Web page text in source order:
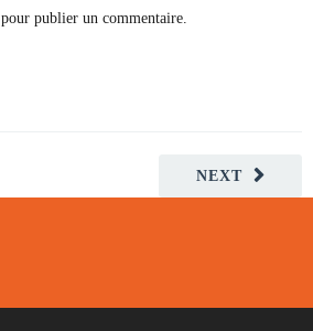
pour publier un commentaire.
NEXT